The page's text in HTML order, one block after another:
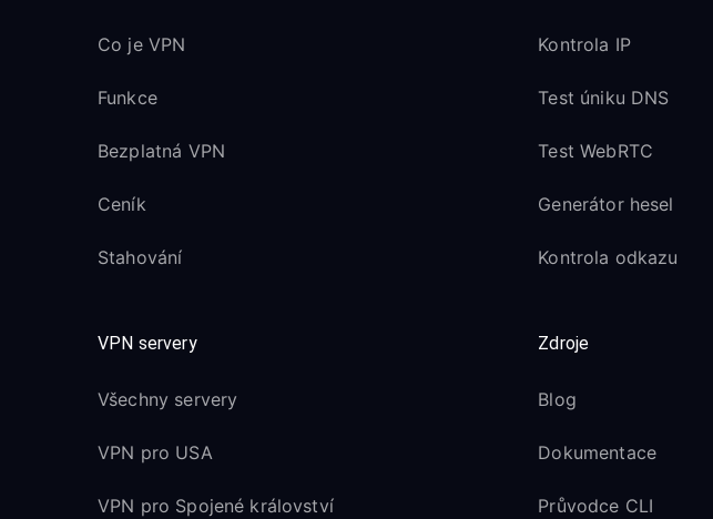
Co je VPN
Funkce
Bezplatná VPN
Ceník
Stahování
Kontrola IP
Test úniku DNS
Test WebRTC
Generátor hesel
Kontrola odkazu
VPN servery
Všechny servery
VPN pro USA
VPN pro Spojené království
Zdroje
Blog
Dokumentace
Průvodce CLI